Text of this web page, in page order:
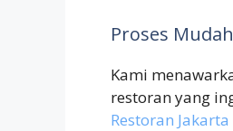
Proses
Kami
restoran yang
Restoran Jakarta